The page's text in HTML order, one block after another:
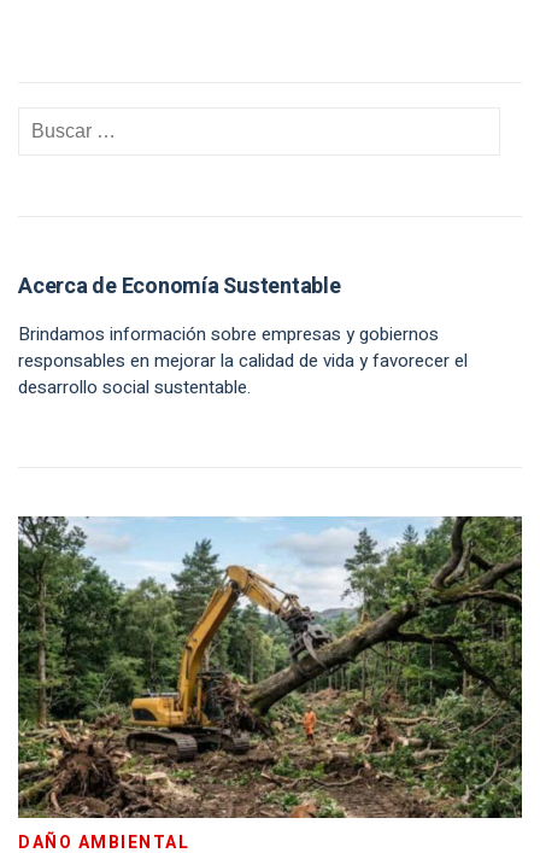
Acerca de Economía Sustentable
Brindamos información sobre empresas y gobiernos
responsables en mejorar la calidad de vida y favorecer el
desarrollo social sustentable.
DAÑO AMBIENTAL